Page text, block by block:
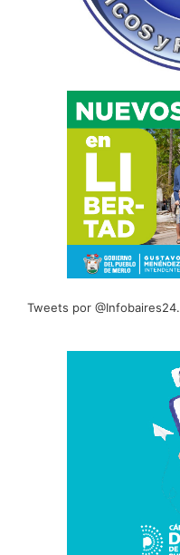
Tweets por @Infobaires24.